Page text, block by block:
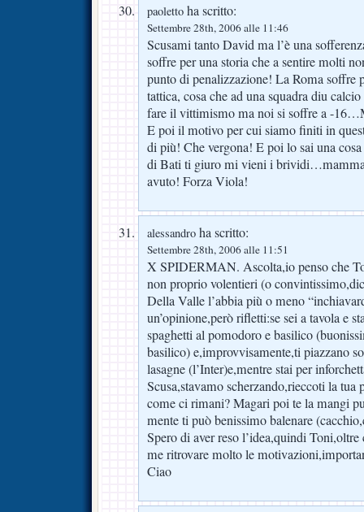
paoletto ha scritto:
Settembre 28th, 2006 alle 11:46
Scusami tanto David ma l’è una
soffre per una storia che a sentire molti
punto di penalizzazione! La Roma soffre
tattica, cosa che ad una squadra diu
fare il vittimismo ma noi si soffre a -
E poi il motivo per cui siamo finiti in
di più! Che vergona! E poi lo sai una
di Bati ti giuro mi vieni i brividi…mamma
avuto! Forza Viola!
alessandro ha scritto:
Settembre 28th, 2006 alle 11:51
X SPIDERMAN. Ascolta,io penso che
non proprio volentieri (o
Della Valle l’abbia più o meno
un’opinione,però rifletti:se sei a tavola e
spaghetti al pomodoro e basilico
basilico) e,improvvisamente,ti piazzano
lasagne (l’Inter)e,mentre stai per
Scusa,stavamo scherzando,rieccoti la
come ci rimani? Magari poi te la mangi
mente ti può benissimo balenare
Spero di aver reso l’idea,quindi
me ritrovare molto le
Ciao